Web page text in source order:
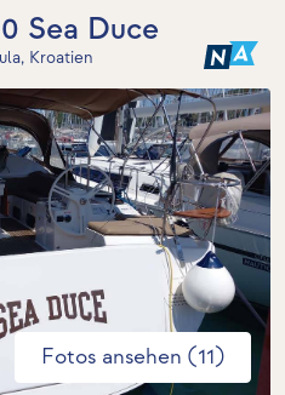
Sea Duce
Kroatien
Fotos ansehen (11)